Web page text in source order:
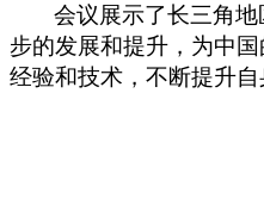
会议展示了长三角
步的发展和提升，为中
经验和技术，不断提升